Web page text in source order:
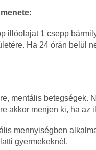
illóolajat 1 csepp
Ha 24 órán belül
mentális betegségek.
akkor menjen ki, ha
mennyiségben
gyermekeknél.